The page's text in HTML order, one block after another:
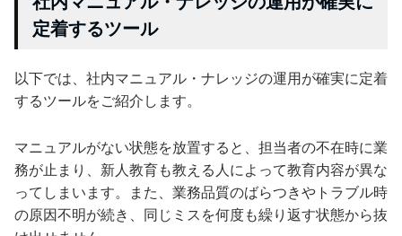
定着するツール
以下では、社内マニュアル・ナレッジの運用が確実に定着
するツールをご紹介します。
マニュアルがない状態を放置すると、担当者の不在時に業
務が止まり、新人教育も教える人によって教育内容が異な
ってしまいます。また、業務品質のばらつきやトラブル時
の原因不明が続き、同じミスを何度も繰り返す状態から抜